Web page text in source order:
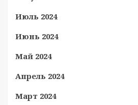
Июль 2024
Июнь 2024
Май 2024
Апрель 2024
Март 2024